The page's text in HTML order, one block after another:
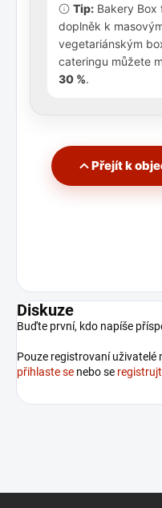
Tip: Bakery Box
doplněk k
vegetariánským
cateringu můžete
30 %.
Přejít k
Diskuze
Buďte první, kdo napíše
Pouze registrovaní
přihlaste se nebo se